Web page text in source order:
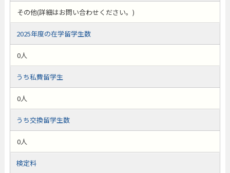
その他(詳細はお問い合わせください。)
2025年度の在学留学生数
0人
うち私費留学生
0人
うち交換留学生数
0人
検定料